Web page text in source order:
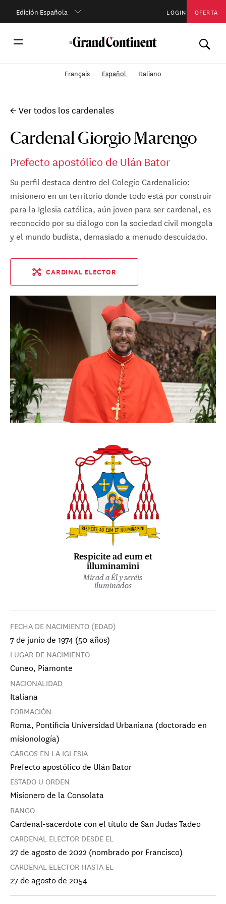
Edición Española LOGIN OFERTA
Français Español Italiano
← Ver todos los cardenales
Cardenal Giorgio Marengo
Prefecto apostólico de Ulán Bator
Su perfil destaca dentro del Colegio Cardenalicio:
misionero en un territorio donde todo está por construir
para la Iglesia católica, aún joven para ser cardenal, es
reconocido por su diálogo con la sociedad civil mongola
y el mundo budista, demasiado a menudo descuidado.
CARDINAL ELECTOR
Respicite ad eum et
illuminamini
Mirad a Él y seréis
iluminados
FECHA DE NACIMIENTO (EDAD)
7 de junio de 1974 (50 años)
LUGAR DE NACIMIENTO
Cuneo, Piamonte
NACIONALIDAD
Italiana
FORMACIÓN
Roma, Pontificia Universidad Urbaniana (doctorado en
misionología)
CARGOS EN LA IGLESIA
Prefecto apostólico de Ulán Bator
ESTADO U ORDEN
Misionero de la Consolata
RANGO
Cardenal-sacerdote con el título de San Judas Tadeo
CARDENAL ELECTOR DESDE EL
27 de agosto de 2022 (nombrado por Francisco)
CARDENAL ELECTOR HASTA EL
27 de agosto de 2054